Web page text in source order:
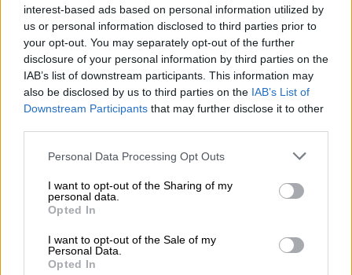
interest-based ads based on personal information utilized by
us or personal information disclosed to third parties prior to
your opt-out. You may separately opt-out of the further
disclosure of your personal information by third parties on the
IAB’s list of downstream participants. This information may
also be disclosed by us to third parties on the IAB’s List of
Downstream Participants that may further disclose it to other
Please note that this website/app uses one or more Google
not limited to your visit or usage behaviour. You may click to
grant or deny consent to Google and its third-party tags to
use your data for below specified purposes in below Google
consent section.
Personal Data Processing Opt Outs
I want to opt-out of the Sharing of my
personal data.
Opted In
I want to opt-out of the Sale of my
Personal Data.
Opted In
Όταν κάποιος αποφάσισε να δωρίσει τον
τοίχο του στο Μπλάκγουντ στην κομητεία
Καρφίλι ο Πολ Σέφερντ ο οποίος υπογράφει
τα έργα του ως Walls by Paul, είπε ότι δεν
μπορούσε να αντισταθεί. Οι Manic Street
Preachers σχηματίστηκαν στην πόλη το1986
και γνώρισαν παγκόσμια επιτυχία. Έτσι, το
γεγονός ότι χρειάστηκαν 38 χρόνια για να
όλα είναι ίσως λίγο περίεργο.
«Φόρος τιμής» στον κιθαρίστα
Μιλώντας στο BBC Radio Wales Breakfast, ο